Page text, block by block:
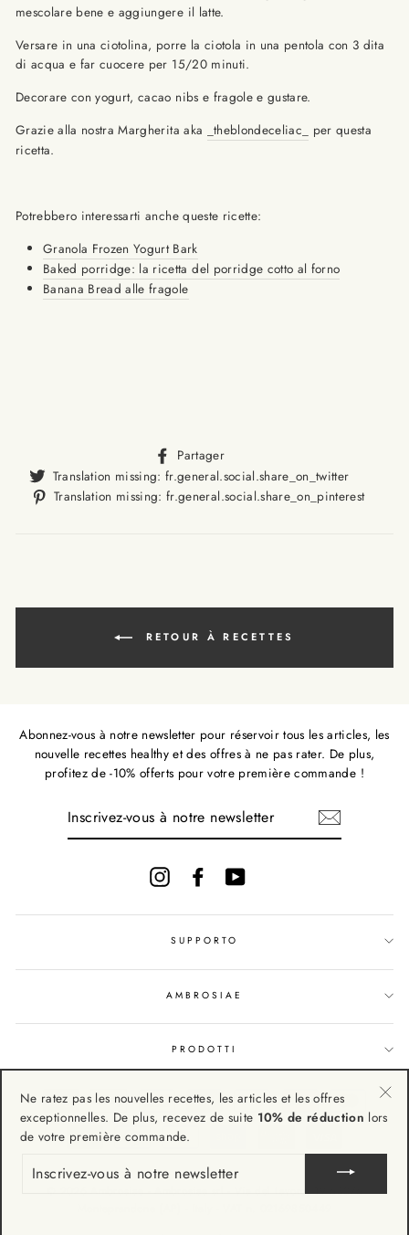
mescolare bene e aggiungere il latte.
Versare in una ciotolina, porre la ciotola in una pentola con 3 dita
di acqua e far cuocere per 15/20 minuti.
Decorare con yogurt, cacao nibs e fragole e gustare.
Grazie alla nostra Margherita aka
_theblondeceliac_
per questa
ricetta.
Potrebbero interessarti anche queste ricette:
Granola Frozen Yogurt Bark
Baked porridge: la ricetta del porridge cotto al forno
Banana Bread alle fragole
Partager
missing:
Translation missing: fr.general.social.share_on_twitter
missing:
Translation missing: fr.general.social.share_on_pinterest
RETOUR À RECETTES
Abonnez-vous à notre newsletter pour réservoir tous les articles, les
nouvelle recettes healthy et des offres à ne pas rater. De plus,
profitez de -10% offerts pour votre première commande !
InstagramFacebookYouTube
SUPPORTO
AMBROSIAE
PRODOTTI
© 2026 Ambrosiae - Ambrosiae srl - Via del Lavoro, 19 63076
Ne ratez pas les nouvelles recettes, les articles et les offres
exceptionnelles. De plus, recevez de suite 10% de réduction lors
de votre première commande.
VOUS